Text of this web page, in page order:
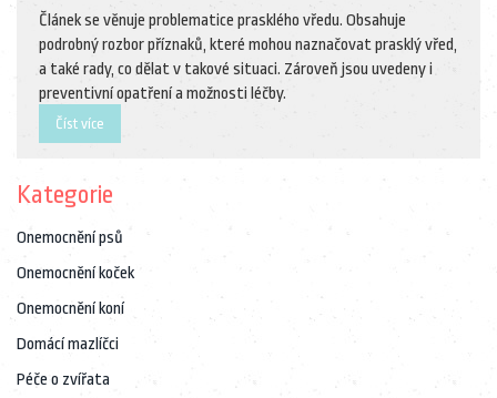
Článek se věnuje problematice prasklého vředu. Obsahuje
podrobný rozbor příznaků, které mohou naznačovat prasklý vřed,
a také rady, co dělat v takové situaci. Zároveň jsou uvedeny i
preventivní opatření a možnosti léčby.
Číst více
Kategorie
Onemocnění psů
Onemocnění koček
Onemocnění koní
Domácí mazlíčci
Péče o zvířata